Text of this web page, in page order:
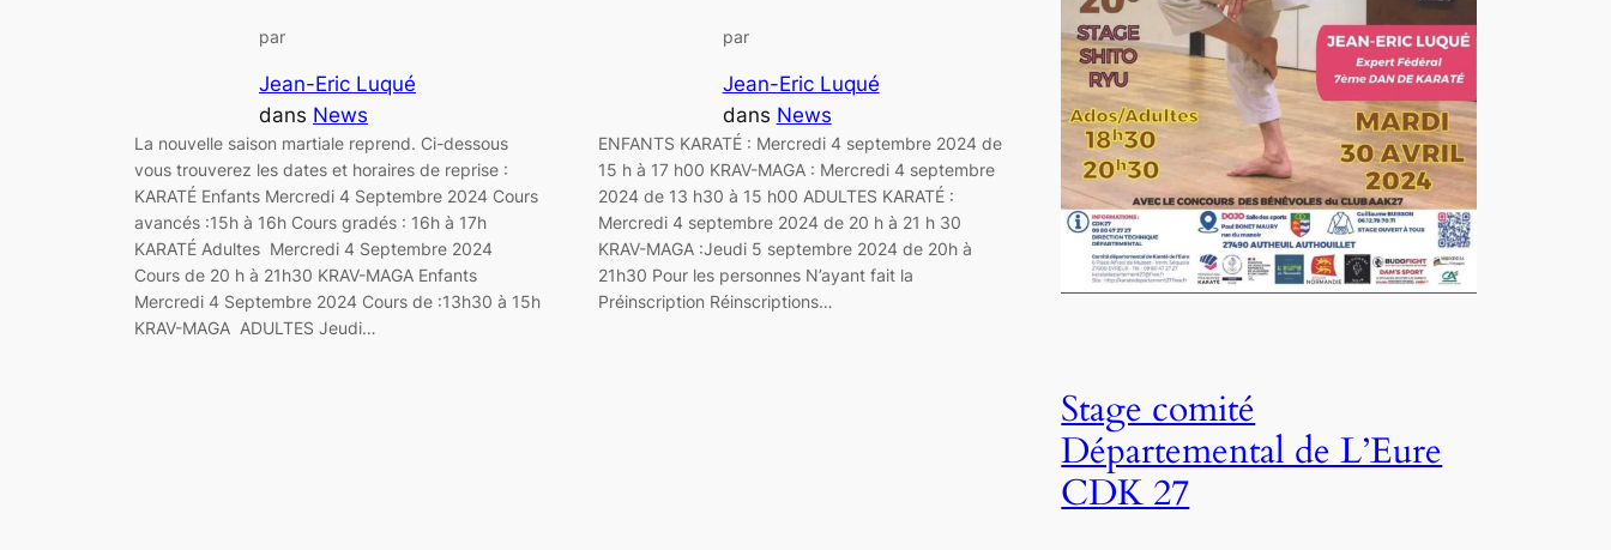
par
Jean-Eric Luqué
dans News
La nouvelle saison martiale reprend. Ci-dessous
vous trouverez les dates et horaires de reprise :
KARATÉ Enfants Mercredi 4 Septembre 2024 Cours
avancés :15h à 16h Cours gradés : 16h à 17h
KARATÉ Adultes Mercredi 4 Septembre 2024
Cours de 20 h à 21h30 KRAV-MAGA Enfants
Mercredi 4 Septembre 2024 Cours de :13h30 à 15h
KRAV-MAGA ADULTES Jeudi…
par
Jean-Eric Luqué
dans News
ENFANTS KARATÉ : Mercredi 4 septembre 2024 de
15 h à 17 h00 KRAV-MAGA : Mercredi 4 septembre
2024 de 13 h30 à 15 h00 ADULTES KARATÉ :
Mercredi 4 septembre 2024 de 20 h à 21 h 30
KRAV-MAGA :Jeudi 5 septembre 2024 de 20h à
21h30 Pour les personnes N’ayant fait la
Préinscription Réinscriptions…
Stage comité
Départemental de L’Eure
CDK 27